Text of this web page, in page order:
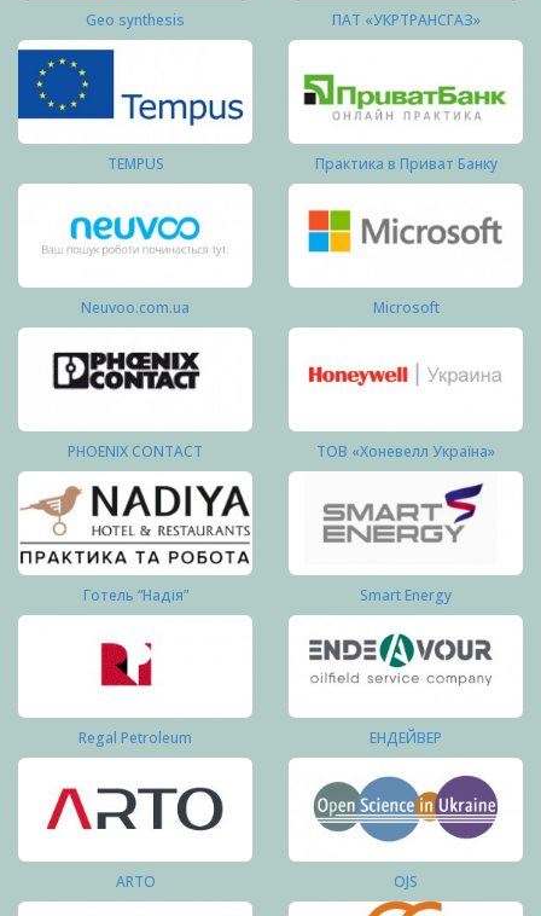
Geo synthesis ПАТ «УКРТРАНСГАЗ»
TEMPUS Практика в Приват Банку
Neuvoo.com.ua Microsoft
PHOENIX CONTACT ТОВ «Хоневелл Україна»
Готель “Надія” Smart Energy
Regal Petroleum ЕНДЕЙВЕР
ARTO OJS